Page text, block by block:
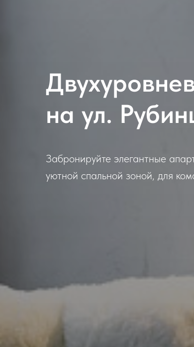
на ул.
Забронируйте элегантные
уютной спальной зоной, для